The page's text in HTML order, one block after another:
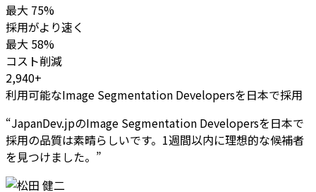
最大 75%
採用がより速く
最大 58%
コスト削減
2,940+
利用可能なImage Segmentation Developersを日本で採用
“JapanDev.jpのImage Segmentation Developersを日本で
採用の品質は素晴らしいです。1週間以内に理想的な候補者
を見つけました。 ”